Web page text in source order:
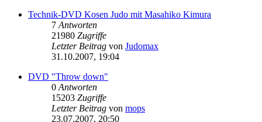
Technik-DVD Kosen Judo mit Masahiko Kimura
7 Antworten
21980 Zugriffe
Letzter Beitrag von Judomax
31.10.2007, 19:04
DVD "Throw down"
0 Antworten
15203 Zugriffe
Letzter Beitrag von mops
23.07.2007, 20:50